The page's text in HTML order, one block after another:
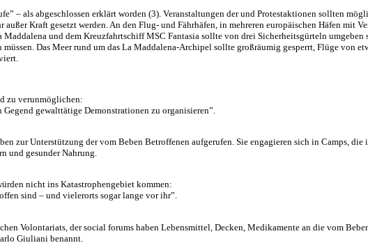
– als abgeschlossen erklärt worden (3). Veranstaltungen der und Protestaktionen sollten
Kraft gesetzt werden. An den Flug- und Fährhäfen, in mehreren europäischen Häfen mit
Maddalena und dem KreuzfahrtschiffMSC Fantasia sollte von drei Sicherheitsgürteln umgeben
Das Meer rund um das La Maddalena-Archipel sollte großräumig gesperrt, Flüge von
zu verunmöglichen:
gewalttätige Demonstrationen zu organisieren”.
zur Unterstützung der vom Beben Betroffenen aufgerufen. Sie engagieren sich in Camps,
und gesunder Nahrung.
nicht ins Katastrophengebiet kommen:
sind – und vielerorts sogar lange vor ihr”.
Volontariats, der social forums haben Lebensmittel, Decken, Medikamente an die vom
Giuliani benannt.